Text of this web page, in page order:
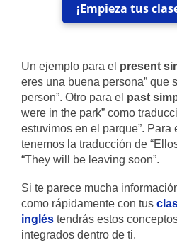
¡Empieza tus
Un ejemplo para el present
eres una buena persona” que
person”. Otro para el past
were in the park” como
estuvimos en el parque”. Para
tenemos la traducción de
“They will be leaving soon”.
Si te parece mucha
como rápidamente con tus
inglés tendrás estos
integrados dentro de ti.